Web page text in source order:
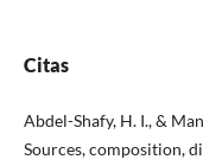
Citas
Abdel-Shafy, H. I., &
Sources, composition,